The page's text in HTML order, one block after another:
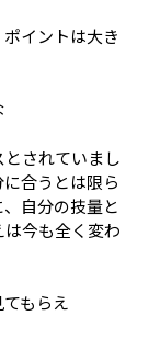
イントは大き
されていまし
合うとは限ら
自分の技量と
今も全く変わ
もらえ